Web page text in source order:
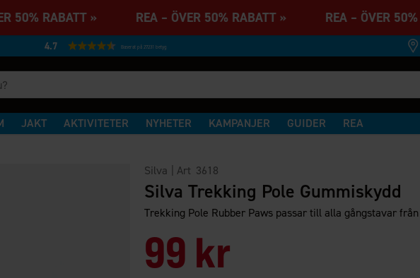
50% RABATT » REA – ÖVER 50% RABATT » REA –
4.7 Baserat på 27231 betyg
JAKT AKTIVITETER NYHETER KAMPANJER GUIDER REA
Silva | Art 3618
Silva Trekking Pole Gummiskydd
Trekking Pole Rubber Paws passar till alla gångstavar
99 kr